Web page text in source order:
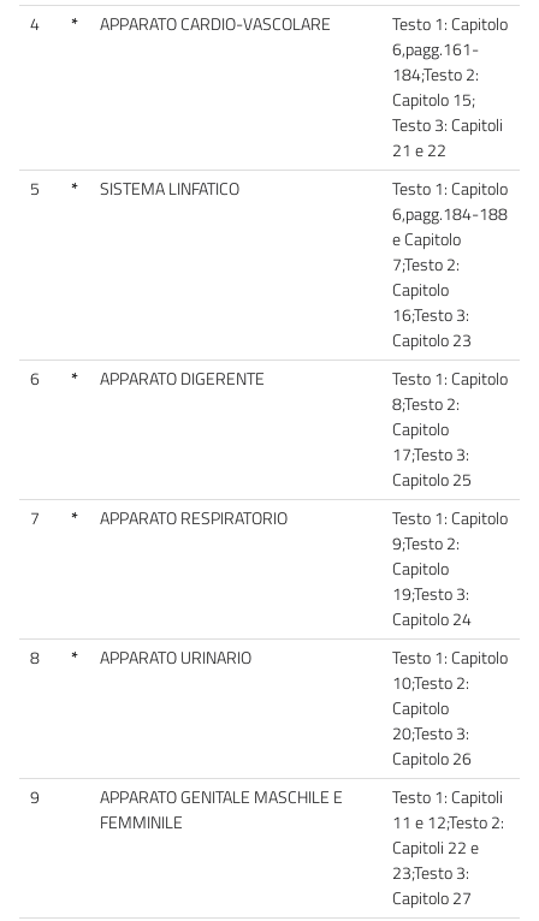
4
* APPARATO CARDIO-VASCOLARE
Testo 1: Capitolo
6,pagg.161-
184;Testo 2:
Capitolo 15;
Testo 3: Capitoli
21 e 22
5
* SISTEMA LINFATICO
Testo 1: Capitolo
6,pagg.184-188
e Capitolo
7;Testo 2:
Capitolo
16;Testo 3:
Capitolo 23
6
* APPARATO DIGERENTE
Testo 1: Capitolo
8;Testo 2:
Capitolo
17;Testo 3:
Capitolo 25
7
* APPARATO RESPIRATORIO
Testo 1: Capitolo
9;Testo 2:
Capitolo
19;Testo 3:
Capitolo 24
8
* APPARATO URINARIO
Testo 1: Capitolo
10;Testo 2:
Capitolo
20;Testo 3:
Capitolo 26
9
APPARATO GENITALE MASCHILE E
FEMMINILE
Testo 1: Capitoli
11 e 12;Testo 2:
Capitoli 22 e
23;Testo 3:
Capitolo 27